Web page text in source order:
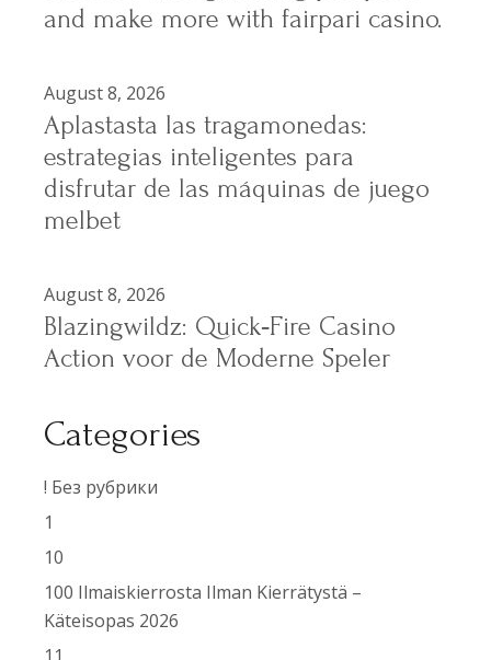
and make more with fairpari casino.
August 8, 2026
Aplastasta las tragamonedas:
estrategias inteligentes para
disfrutar de las máquinas de juego
melbet
August 8, 2026
Blazingwildz: Quick‑Fire Casino
Action voor de Moderne Speler
Categories
! Без рубрики
1
10
100 Ilmaiskierrosta Ilman Kierrätystä –
Käteisopas 2026